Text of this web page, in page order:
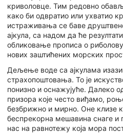
криволовце. Тим редовно
како би одвратио или ухватио
истраживања се баве
ајкула, са надом да ће
обликовање прописа о
нових заштићених морских
Дељење воде са ајкулама
страхопоштовања. То је
понизно и оснажујуће. Далеко
призора које често виђамо,
безбрижно и мирно. Оне клизе
беспрекорна мешавина снаге и
нас на равнотежу која мора